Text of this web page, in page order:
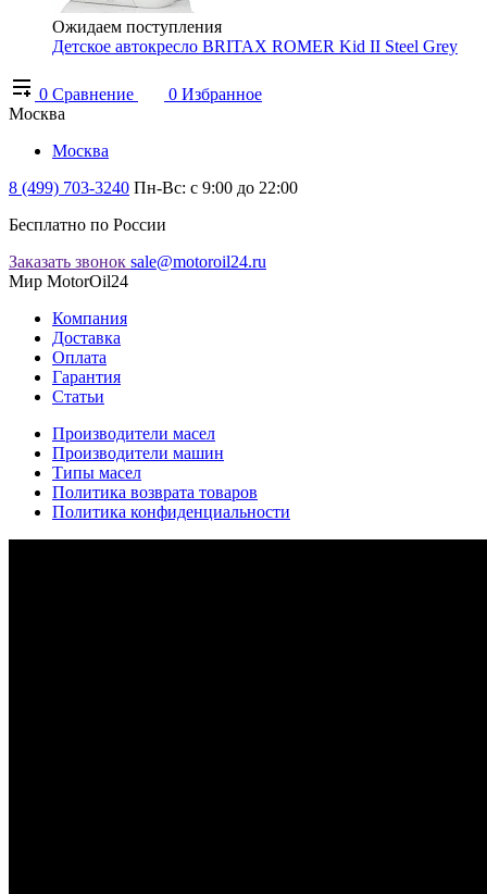
Ожидаем поступления
Детское автокресло BRITAX ROMER Kid II Steel Grey
0 Сравнение 0 Избранное
Москва
Москва
8 (499) 703-3240 Пн-Вс: с 9:00 до 22:00
Бесплатно по России
Заказать звонок sale@motoroil24.ru
Мир MotorOil24
Компания
Доставка
Оплата
Гарантия
Статьи
Производители масел
Производители машин
Типы масел
Политика возврата товаров
Политика конфиденциальности